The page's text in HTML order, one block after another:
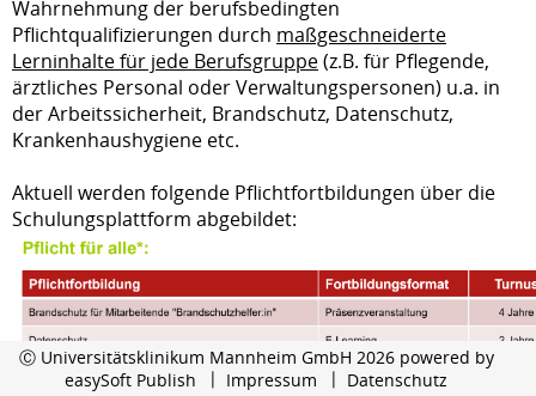
Wahrnehmung der berufsbedingten
Pflichtqualifizierungen durch maßgeschneiderte
Lerninhaltefür jede Berufsgruppe(z.B. für Pflegende,
ärztliches Personal oder Verwaltungspersonen) u.a. in
der Arbeitssicherheit, Brandschutz, Datenschutz,
Krankenhaushygiene etc.
Aktuell werden folgende Pflichtfortbildungen über die
Schulungsplattform abgebildet:
Ⓒ Universitätsklinikum Mannheim GmbH 2026 powered by
easySoft Publish
Impressum Datenschutz